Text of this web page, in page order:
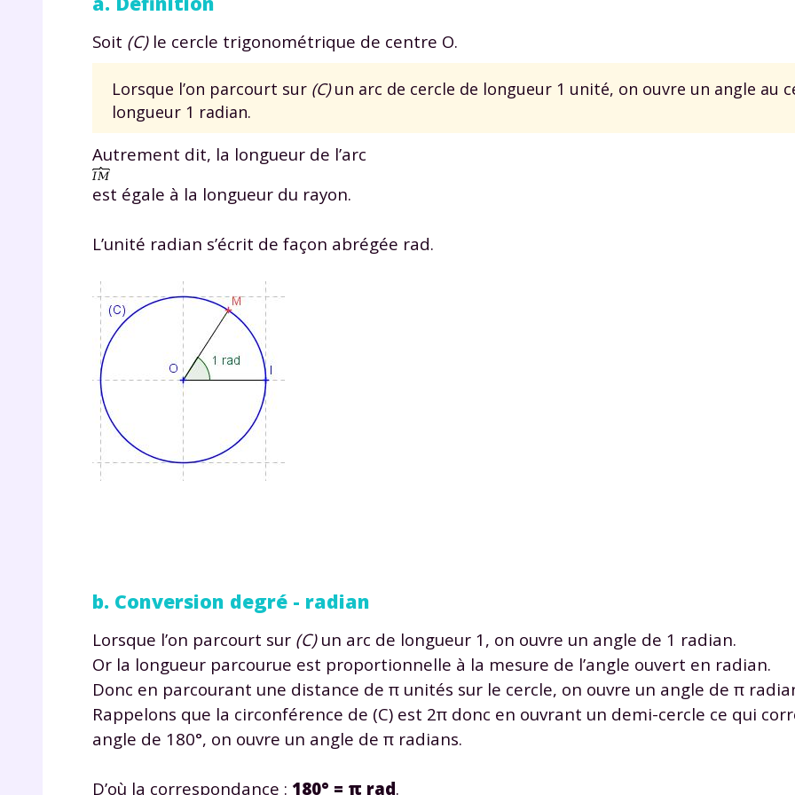
Soit (C)le cercle trigonométrique de centre O.
Lorsque l’on parcourt sur (C)un arc de cercle de longueur 1 unité, on ouvre un angle au
longueur 1 radian.
Autrement dit, la longueur de l’arc
est égale à la longueur du rayon.
L’unité radian s’écrit de façon abrégée rad.
b. Conversion degré - radian
Lorsque l’on parcourt sur (C)un arc de longueur 1, on ouvre un angle de 1 radian.
Or la longueur parcourue est proportionnelle à la mesure de l’angle ouvert en radian.
Donc en parcourant une distance de π unités sur le cercle, on ouvre un angle de π
Rappelons que la circonférence de (C) est 2π donc en ouvrant un demi-cercle ce qui
angle de 180°, on ouvre un angle de π radians.
D’où la correspondance : 180° = π rad.